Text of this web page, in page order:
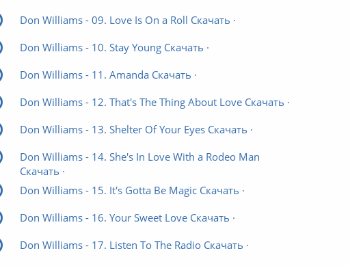
Don Williams - 09. Love Is On a Roll Скачать ·
Don Williams - 10. Stay Young Скачать ·
Don Williams - 11. Amanda Скачать ·
Don Williams - 12. That's The Thing About Love Скачать ·
Don Williams - 13. Shelter Of Your Eyes Скачать ·
Don Williams - 14. She's In Love With a Rodeo Man
Скачать ·
Don Williams - 15. It's Gotta Be Magic Скачать ·
Don Williams - 16. Your Sweet Love Скачать ·
Don Williams - 17. Listen To The Radio Скачать ·